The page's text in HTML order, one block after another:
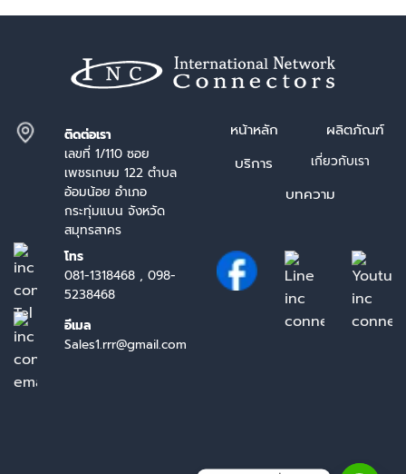
ติดต่อเรา
เลขที่ 1/110 ซอย
เพชรเกษม 122 ตำบล
อ้อมน้อย อำเภอ
กระทุ่มแบน จังหวัด
สมุทรสาคร
โทร
081-1318468 , 098-
5238468
อีเมล
Sales1.rrr@gmail.com
หน้าหลัก
ผลิตภัณฑ์
บริการ
เกี่ยวกับเรา
บทความ